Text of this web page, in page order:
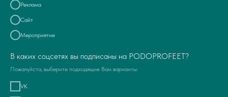
Реклама
Сайт
Мероприятие
В каких соцсетях вы подписаны на PODOPROFEET?
Пожалуйста, выберите подходящие Вам варианты:
VK